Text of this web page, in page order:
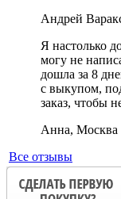
Андрей
Я настолько
могу не
дошла за 8
с выкупом,
заказ, чтобы
Анна, Москва
Все отзывы